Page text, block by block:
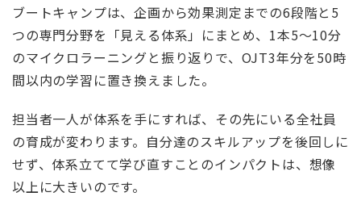
ブートキャンプは、企画から効果測定までの6段階と5
つの専門分野を「見える体系」にまとめ、1本5〜10分
のマイクロラーニングと振り返りで、OJT3年分を50時
間以内の学習に置き換えました。
担当者一人が体系を手にすれば、その先にいる全社員
の育成が変わります。自分達のスキルアップを後回しに
せず、体系立てて学び直すことのインパクトは、想像
以上に大きいのです。